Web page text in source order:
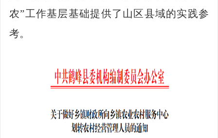
农”工作基层基础提供了山区县域的实践参
考。